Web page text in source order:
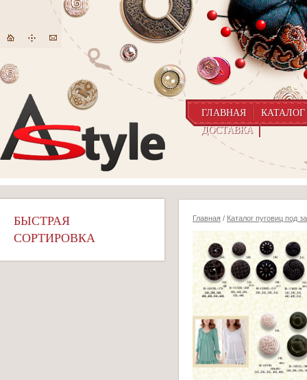
ГЛАВНАЯ
КАТАЛОГ
ДОСТАВКА
БЫСТРАЯ
СОРТИРОВКА
Главная / Каталог пуговиц под